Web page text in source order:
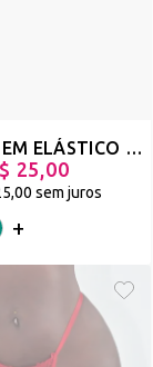
CALCINHA EM ELÁSTICO COM ESTAMPA SORTIDA - FORTE
25,00
sem juros
+